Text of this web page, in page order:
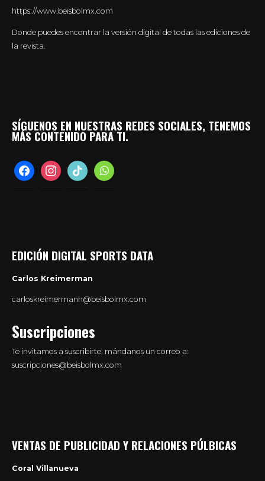
https://www.beisbolmx.com
Donde puedes encontrar la versión digital de todas las ediciones de
la revista.
SÍGUENOS EN NUESTRAS REDES SOCIALES, TENEMOS
MÁS CONTENIDO PARA TI.
facebookinstagramtiktok whatsapp
EDICIÓN DIGITAL SPORTS DATA
Carlos Kreimerman
carloskreimermanh@beisbolmx.com
Suscripciones
Te invitamos a suscribirte, mándanos un correo a:
suscripciones@beisbolmx.com
VENTAS DE PUBLICIDAD Y RELACIONES PÚLBICAS
Coral Villanueva